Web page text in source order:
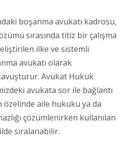
boşanma avukatı kadrosu,
sırasında titiz bir çalışma
ilke ve sistemli
avukatı olarak
Avukat Hukuk
avukata sor ile bağlantı
aile hukuku ya da
çözümlenirken kullanılan
sıralanabilir.